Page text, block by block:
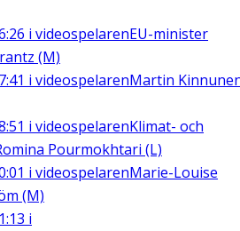
i videospelarenEU-minister
(M)
i videospelarenMartin
i videospelarenKlimat- och
Pourmokhtari (L)
i videospelarenMarie-Louise
(M)
i